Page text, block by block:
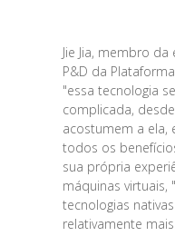
Jie Jia, membro
P&D da
"essa tecnologia
complicada,
acostumem a ela,
todos os
sua própria
máquinas virtuais,
tecnologias
relativamente